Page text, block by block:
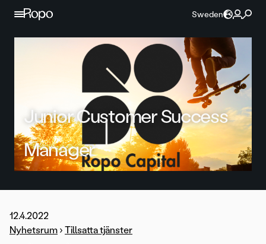
Hoppa till innehållet
Sweden
Junior Customer Success
Manager
12.4.2022
Nyhetsrum › Tillsatta tjänster